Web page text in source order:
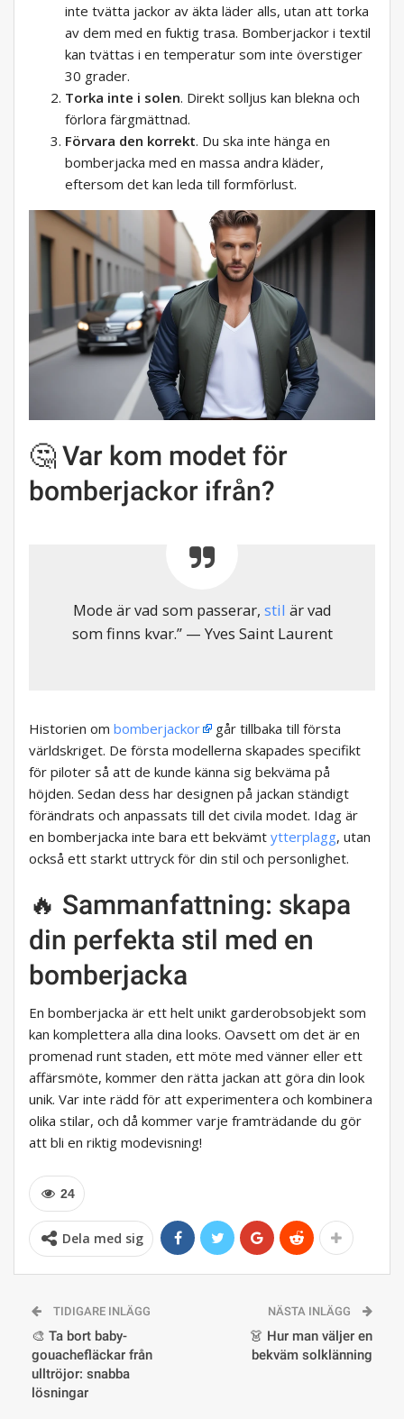
inte tvätta jackor av äkta läder alls, utan att torka
av dem med en fuktig trasa. Bomberjackor i textil
kan tvättas i en temperatur som inte överstiger
30 grader.
Torka inte i solen. Direkt solljus kan blekna och
förlora färgmättnad.
Förvara den korrekt. Du ska inte hänga en
bomberjacka med en massa andra kläder,
eftersom det kan leda till formförlust.
🤔 Var kom modet för
bomberjackor ifrån?
Mode är vad som passerar, stil är vad
som finns kvar.” — Yves Saint Laurent
Historien om bomberjackor
går tillbaka till första
världskriget. De första modellerna skapades specifikt
för piloter så att de kunde känna sig bekväma på
höjden. Sedan dess har designen på jackan ständigt
förändrats och anpassats till det civila modet. Idag är
en bomberjacka inte bara ett bekvämt ytterplagg, utan
också ett starkt uttryck för din stil och personlighet.
🔥 Sammanfattning: skapa
din perfekta stil med en
bomberjacka
En bomberjacka är ett helt unikt garderobsobjekt som
kan komplettera alla dina looks. Oavsett om det är en
promenad runt staden, ett möte med vänner eller ett
affärsmöte, kommer den rätta jackan att göra din look
unik. Var inte rädd för att experimentera och kombinera
olika stilar, och då kommer varje framträdande du gör
att bli en riktig modevisning!
24
Dela med sig
TIDIGARE INLÄGG
🎨 Ta bort baby-
gouachefläckar från
ulltröjor: snabba
lösningar
NÄSTA INLÄGG
👗 Hur man väljer en
bekväm solklänning